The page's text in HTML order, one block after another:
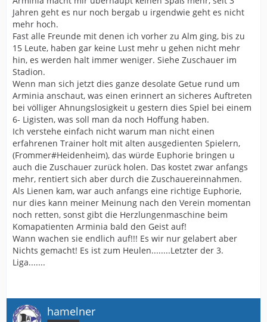
Jahren geht es nur noch bergab u irgendwie geht es nicht
mehr hoch.
Fast alle Freunde mit denen ich vorher zu Alm ging, bis zu
15 Leute, haben gar keine Lust mehr u gehen nicht mehr
hin, es werden halt immer weniger. Siehe Zuschauer im
Stadion.
Wenn man sich jetzt dies ganze desolate Getue rund um
Arminia anschaut, was einen erinnert an sicheres Auftreten
bei völliger Ahnungslosigkeit u gestern dies Spiel bei einem
6- Ligisten, was soll man da noch Hoffung haben.
Ich verstehe einfach nicht warum man nicht einen
erfahrenen Trainer holt mit alten ausgedienten Spielern,
(Frommer#Heidenheim), das würde Euphorie bringen u
auch die Zuschauer zurück holen. Das kostet zwar anfangs
mehr, rentiert sich aber durch die Zuschauereinnahmen.
Als Lienen kam, war auch anfangs eine richtige Euphorie,
nur dies kann meiner Meinung nach den Verein momentan
noch retten, sonst gibt die Herzlungenmaschine beim
Komapatienten Arminia bald den Geist auf!
Wann wachen sie endlich auf!!! Es wir nur gelabert aber
Nichts gemacht! Es ist zum Heulen........Letzter der 3.
Liga.......
hamelner